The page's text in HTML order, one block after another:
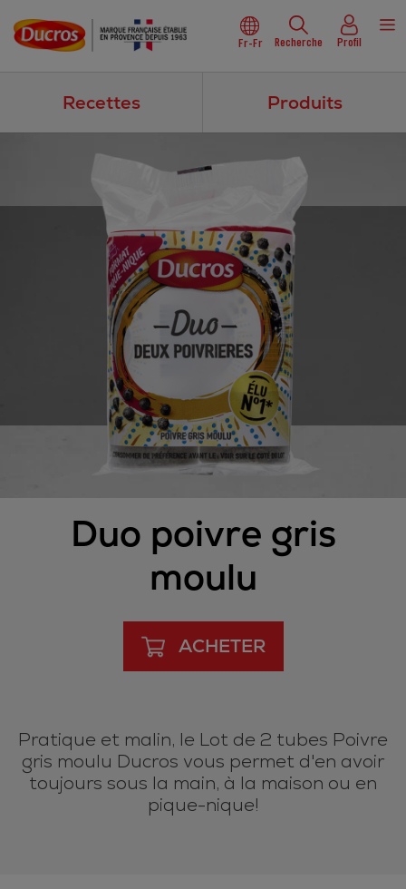
Fr-Fr Recherche Profil
Recettes Produits
Duo poivre gris
moulu
ACHETER
Pratique et malin, le Lot de 2 tubes Poivre
gris moulu Ducros vous permet d'en avoir
toujours sous la main, à la maison ou en
pique-nique!